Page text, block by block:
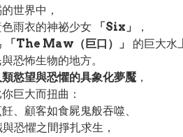
世界中，
雨衣的神祕少女
「Six」
，
「The Maw（巨口）」
的巨大
恐怖生物的地方。
類慾望與恐懼的具象化夢魘，
巨大而扭曲：
、顧客如食屍鬼般吞噬、
恐懼之間掙扎求生，